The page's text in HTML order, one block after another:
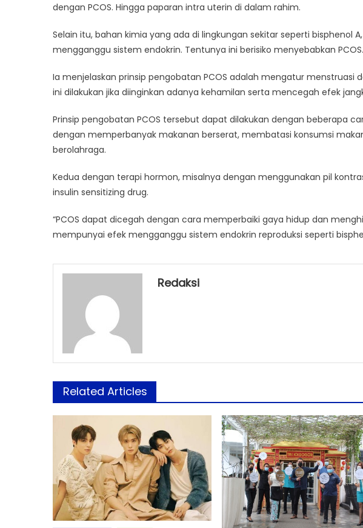
dengan PCOS. Hingga paparan intra uterin di dalam rahim.
Selain itu, bahan kimia yang ada di lingkungan sekitar seperti bisphenol
mengganggu sistem endokrin. Tentunya ini berisiko menyebabkan PCOS.
Ia menjelaskan prinsip pengobatan PCOS adalah mengatur menstruasi
ini dilakukan jika diinginkan adanya kehamilan serta mencegah efek
Prinsip pengobatan PCOS tersebut dapat dilakukan dengan beberapa
dengan memperbanyak makanan berserat, membatasi konsumsi
berolahraga.
Kedua dengan terapi hormon, misalnya dengan menggunakan pil
insulin sensitizing drug.
“PCOS dapat dicegah dengan cara memperbaiki gaya hidup dan
mempunyai efek mengganggu sistem endokrin reproduksi seperti
Redaksi
Related Articles